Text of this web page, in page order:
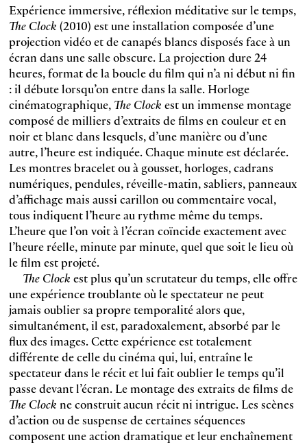
Expérience immersive, réflexion méditative sur le temps,
The Clock (2010) est une installation composée d’une
projection vidéo et de canapés blancs disposés face à un
écran dans une salle obscure. La projection dure 24
heures, format de la boucle du film qui n’a ni début ni fin
: il débute lorsqu’on entre dans la salle. Horloge
cinématographique, The Clock est un immense montage
composé de milliers d’extraits de films en couleur et en
noir et blanc dans lesquels, d’une manière ou d’une
autre, l’heure est indiquée. Chaque minute est déclarée.
Les montres bracelet ou à gousset, horloges, cadrans
numériques, pendules, réveille-matin, sabliers, panneaux
d’affichage mais aussi carillon ou commentaire vocal,
tous indiquent l’heure au rythme même du temps.
L’heure que l’on voit à l’écran coïncide exactement avec
l’heure réelle, minute par minute, quel que soit le lieu où
le film est projeté.
The Clock est plus qu’un scrutateur du temps, elle offre
une expérience troublante où le spectateur ne peut
jamais oublier sa propre temporalité alors que,
simultanément, il est, paradoxalement, absorbé par le
flux des images. Cette expérience est totalement
différente de celle du cinéma qui, lui, entraîne le
spectateur dans le récit et lui fait oublier le temps qu’il
passe devant l’écran. Le montage des extraits de films de
The Clock ne construit aucun récit ni intrigue. Les scènes
d’action ou de suspense de certaines séquences
composent une action dramatique et leur enchaînement